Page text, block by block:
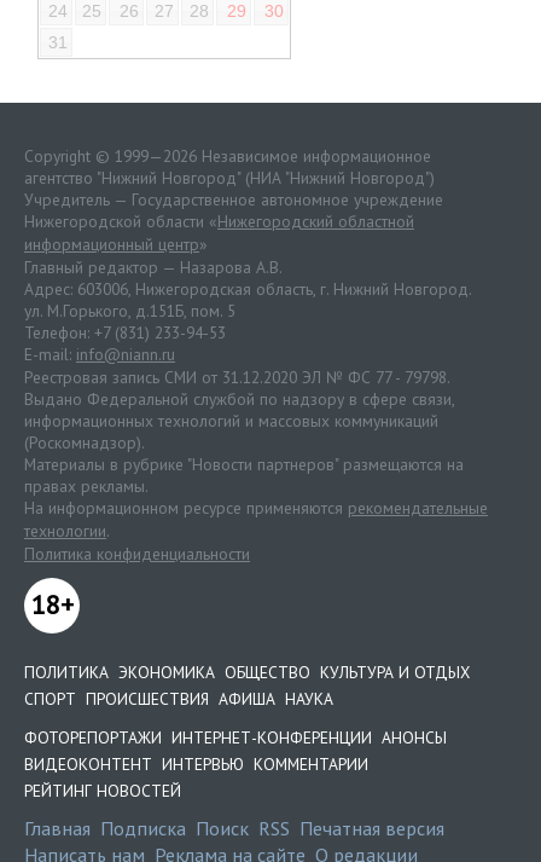
24
25 26 27 28 29
30
31
Copyright © 1999—2026 Независимое информационное
агентство "Нижний Новгород" (НИА "Нижний Новгород")
Учредитель — Государственное автономное учреждение
Нижегородской области «Нижегородский областной
информационный центр»
Главный редактор — Назарова А.В.
Адрес: 603006, Нижегородская область, г. Нижний Новгород.
ул. М.Горького, д.151Б, пом. 5
Телефон: +7 (831) 233-94-53
E-mail: info@niann.ru
Реестровая запись СМИ от 31.12.2020 ЭЛ № ФС 77 - 79798.
Выдано Федеральной службой по надзору в сфере связи,
информационных технологий и массовых коммуникаций
(Роскомнадзор).
Материалы в рубрике "Новости партнеров" размещаются на
правах рекламы.
На информационном ресурсе применяются рекомендательные
технологии.
Политика конфиденциальности
18+
ПОЛИТИКА ЭКОНОМИКА ОБЩЕСТВО КУЛЬТУРА И ОТДЫХ
СПОРТ ПРОИСШЕСТВИЯ АФИША НАУКА
ФОТОРЕПОРТАЖИ ИНТЕРНЕТ-КОНФЕРЕНЦИИ АНОНСЫ
ВИДЕОКОНТЕНТ ИНТЕРВЬЮ КОММЕНТАРИИ
РЕЙТИНГ НОВОСТЕЙ
Главная Подписка Поиск RSS Печатная версия
Написать нам Реклама на сайте О редакции